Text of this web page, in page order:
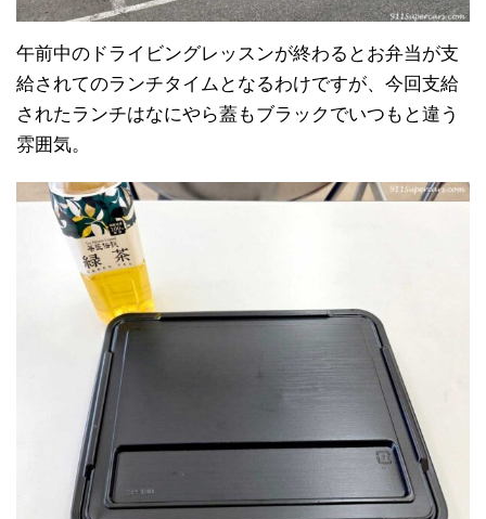
午前中のドライビングレッスンが終わるとお弁当が支
給されてのランチタイムとなるわけですが、今回支給
されたランチはなにやら蓋もブラックでいつもと違う
雰囲気。